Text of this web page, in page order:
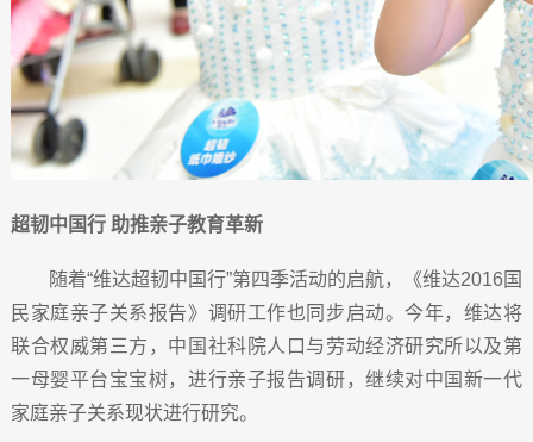
超韧中国行 助推亲子教育革新
随着“维达超韧中国行”第四季活动的启航，《维达2016 国
民家庭亲子关系报告》调研工作也同步启动。今年，维达将
联合权威第三方，中国社科院人口与劳动经济研究所以及第
一母婴平台宝宝树，进行亲子报告调研，继续对中国新一代
家庭亲子关系现状进行研究。